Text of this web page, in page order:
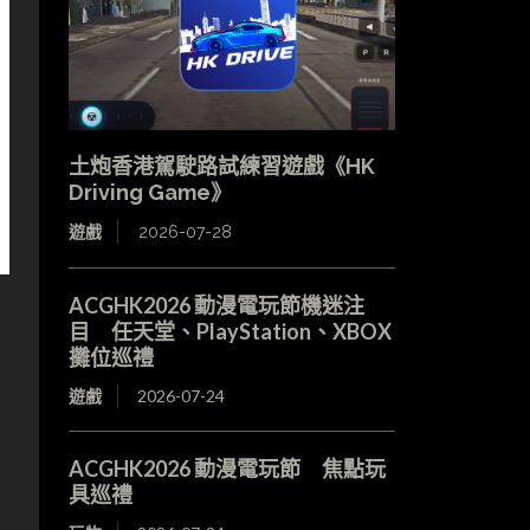
土炮香港駕駛路試練習遊戲《HK
Driving Game》
遊戲 2026-07-28
ACGHK2026 動漫電玩節機迷注
目 任天堂、PlayStation、XBOX
攤位巡禮
遊戲 2026-07-24
ACGHK2026 動漫電玩節 焦點玩
具巡禮